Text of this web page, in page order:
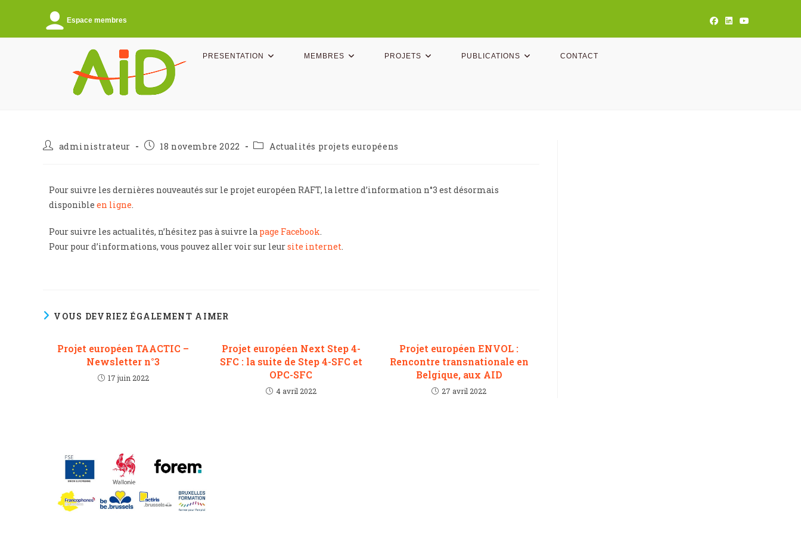
Espace membres
PRESENTATION MEMBRES PROJETS PUBLICATIONS CONTACT
administrateur 18 novembre 2022 Actualités projets européens
Pour suivre les dernières nouveautés sur le projet européen RAFT, la lettre d’information n°3 est désormais
disponible en ligne.
Pour suivre les actualités, n’hésitez pas à suivre la page Facebook.
Pour pour d’informations, vous pouvez aller voir sur leursite internet.
VOUS DEVRIEZ ÉGALEMENT AIMER
Projet européen TAACTIC –
Newsletter n°3
17 juin 2022
Projet européen Next Step 4-
SFC : la suite de Step 4-SFC et
OPC-SFC
4 avril 2022
Projet européen ENVOL :
Rencontre transnationale en
Belgique, aux AID
27 avril 2022